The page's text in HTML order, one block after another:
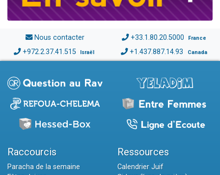
Nous contacter +33.1.80.20.5000 France
+972.2.37.41.515 Israël +1.437.887.14.93 Canada
Raccourcis
Paracha de la semaine
Ressources
Calendrier Juif